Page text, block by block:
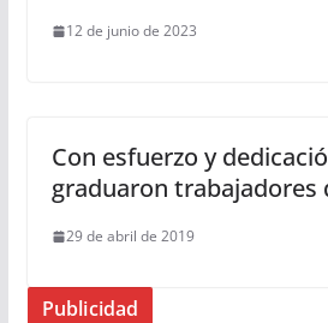
12 de junio de 2023
Con esfuerzo y
graduaron trabajadores
29 de abril de 2019
Publicidad